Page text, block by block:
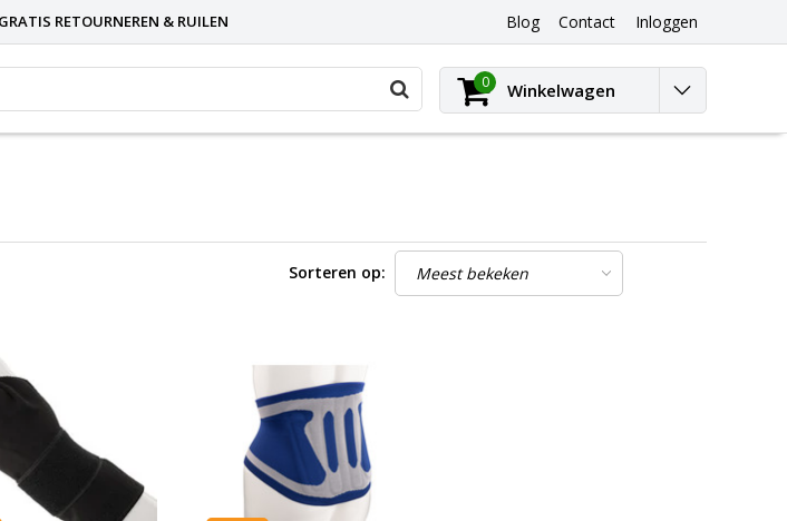
GRATIS RETOURNEREN & RUILEN Blog Contact Inloggen
0 Winkelwagen
Sorteren op: